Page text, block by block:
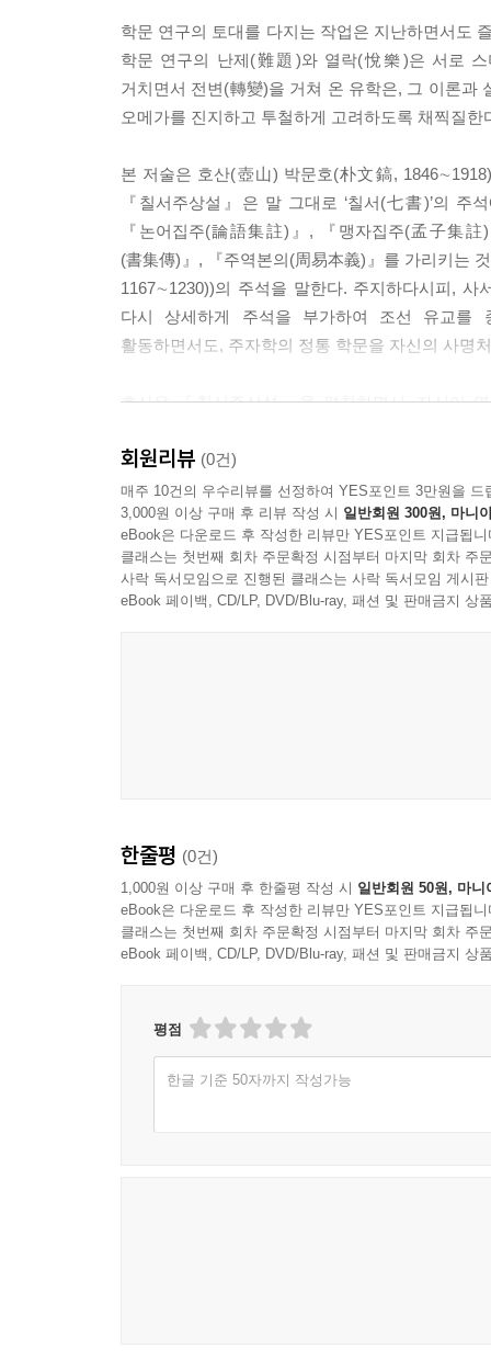
학문 연구의 토대를 다지는 작업은 지난하면서도
학문 연구의 난제(難題)와 열락(悅樂)은 서로
거치면서 전변(轉變)을 거쳐 온 유학은, 그 이론과
오메가를 진지하고 투철하게 고려하도록 채찍질
본 저술은 호산(壺山) 박문호(朴文鎬,
『칠서주상설』은 말 그대로 ‘칠서(七書)’의
『논어집주(論語集註)』, 『맹자집주(孟子集
(書集傳)』, 『주역본의(周易本義)』를 가리키는
1167∼1230))의 주석을 말한다. 주지하다시피,
다시 상세하게 주석을 부가하여 조선 유교를
활동하면서도, 주자학의 정통 학문을 자신의 사명
호산은 『칠서주상설』을 편찬하면서, 자신이
주석(註釋)의 명칭에 따라 『논어집주상설(論語
당위성이기도 하다.
그렇게 하여 『칠서주상설』은 『논어집주
『시집전상설』 18권, 『시서변설상설』 2권, 『
방대한 저작이 되었다. 마치, 조선의 주자학을 마
본 연구번역은 2017년도 한국연구재단의 토대연
이 조선 유교 경전 주석사의 대미를 장식하는 주
초역을 하고 연구계획서를 작성하면서, ‘토대’연
없는 표점, 찾아보기 힘들게 되어 있는 원전의 구
생산되었고 또한 다듬어졌다. 단행본 1권에 해
정렬하고, 관련 전거를 확인하는 등, 초역에서 교
토대 작업을 자임한, 고난의 행군이었다. 당초
회원리뷰 (0건)
매주 10건의 우수리뷰를 선정하여 YES포인트 3만원을 드
3,000원 이상 구매 후 리뷰 작성 시 일반회원 300원, 마니
eBook은 다운로드 후 작성한 리뷰만 YES포인트 지급됩니
클래스는 첫번째 회차 주문확정 시점부터 마지막 회차 주
사락 독서모임으로 진행된 클래스는 사락 독서모임 게시
eBook 페이백, CD/LP, DVD/Blu-ray, 패션 및 판매금지 상
한줄평 (0건)
1,000원 이상 구매 후 한줄평 작성 시 일반회원 50원, 마니
eBook은 다운로드 후 작성한 리뷰만 YES포인트 지급됩니
클래스는 첫번째 회차 주문확정 시점부터 마지막 회차 주
eBook 페이백, CD/LP, DVD/Blu-ray, 패션 및 판매금지 상
평점
한글 기준 50자까지 작성가능